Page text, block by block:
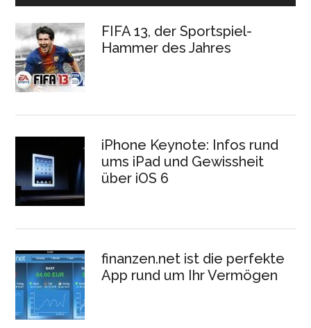
FIFA 13, der Sportspiel-
Hammer des Jahres
iPhone Keynote: Infos rund
ums iPad und Gewissheit
über iOS 6
finanzen.net ist die perfekte
App rund um Ihr Vermögen